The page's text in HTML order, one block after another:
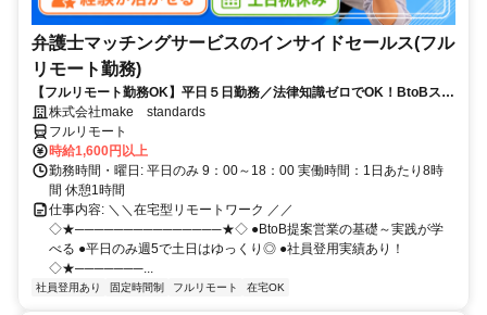
弁護士マッチングサービスのインサイドセールス(フル
リモート勤務)
【フルリモート勤務OK】平日５日勤務／法律知識ゼロでOK！BtoBスキ
ルが身につく営業職
株式会社make standards
フルリモート
時給1,600円以上
勤務時間・曜日: 平日のみ 9：00～18：00 実働時間：1日あたり8時
間 休憩1時間
仕事内容: ＼＼在宅型リモートワーク ／／
◇★───────────────★◇ ●BtoB提案営業の基礎～実践が学
べる ●平日のみ週5で土日はゆっくり◎ ●社員登用実績あり！
◇★───────...
社員登用あり 固定時間制 フルリモート 在宅OK